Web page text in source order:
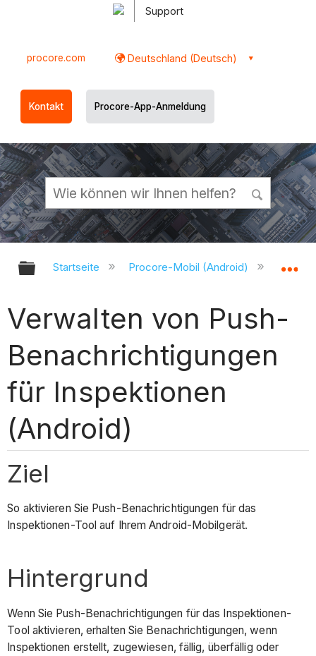
Support
procore.com Deutschland (Deutsch)
Kontakt Procore-App-Anmeldung
Globale Hierarchie auf- und
Startseite Procore-Mobil (Android)
Verwalten von Push-
Benachrichtigungen
für Inspektionen
(Android)
Ziel
So aktivieren Sie Push-Benachrichtigungen für das
Inspektionen-Tool auf Ihrem Android-Mobilgerät.
Hintergrund
Wenn Sie Push-Benachrichtigungen für das Inspektionen-
Tool aktivieren, erhalten Sie Benachrichtigungen, wenn
Inspektionen erstellt, zugewiesen, fällig, überfällig oder